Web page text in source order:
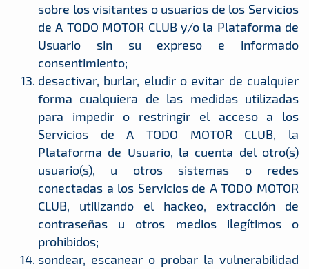
sobre los visitantes o usuarios de los Servicios
de A TODO MOTOR CLUB y/o la Plataforma de
Usuario sin su expreso e informado
consentimiento;
desactivar, burlar, eludir o evitar de cualquier
forma cualquiera de las medidas utilizadas
para impedir o restringir el acceso a los
Servicios de A TODO MOTOR CLUB, la
Plataforma de Usuario, la cuenta del otro(s)
usuario(s), u otros sistemas o redes
conectadas a los Servicios de A TODO MOTOR
CLUB, utilizando el hackeo, extracción de
contraseñas u otros medios ilegítimos o
prohibidos;
sondear, escanear o probar la vulnerabilidad